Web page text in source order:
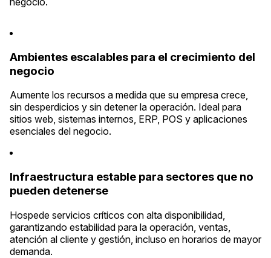
Ambientes escalables para el crecimiento del
negocio
Aumente los recursos a medida que su empresa crece,
sin desperdicios y sin detener la operación. Ideal para
sitios web, sistemas internos, ERP, POS y aplicaciones
esenciales del negocio.
Infraestructura estable para sectores que no
pueden detenerse
Hospede servicios críticos con alta disponibilidad,
garantizando estabilidad para la operación, ventas,
atención al cliente y gestión, incluso en horarios de mayor
demanda.